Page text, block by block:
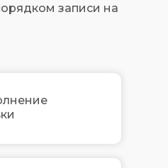
записи на